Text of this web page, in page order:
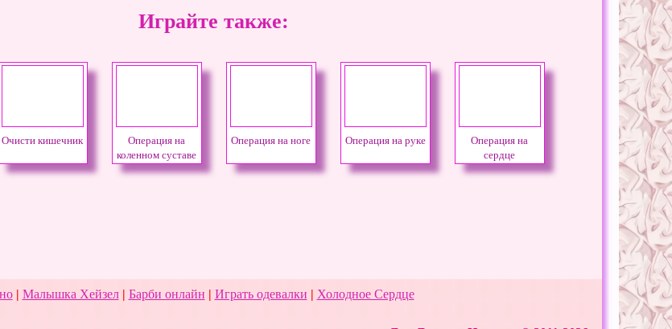
Играйте также:
Очисти кишечник
Операция на
коленном суставе
Операция на ноге Операция на руке
Операция на
сердце
| Малышка Хейзел| Барби онлайн | Играть одевалки | Холодное Сердце